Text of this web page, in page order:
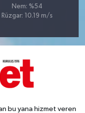
Nem: %54
Rüzgar: 10.19 m/s
bu yana hizmet veren